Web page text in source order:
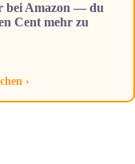
bei Amazon — du
Cent mehr zu
›